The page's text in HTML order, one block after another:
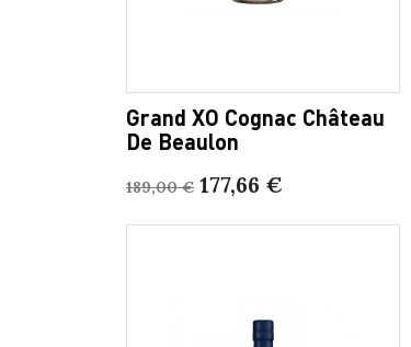
Grand XO Cognac Château
De Beaulon
189,00 € 177,66 €